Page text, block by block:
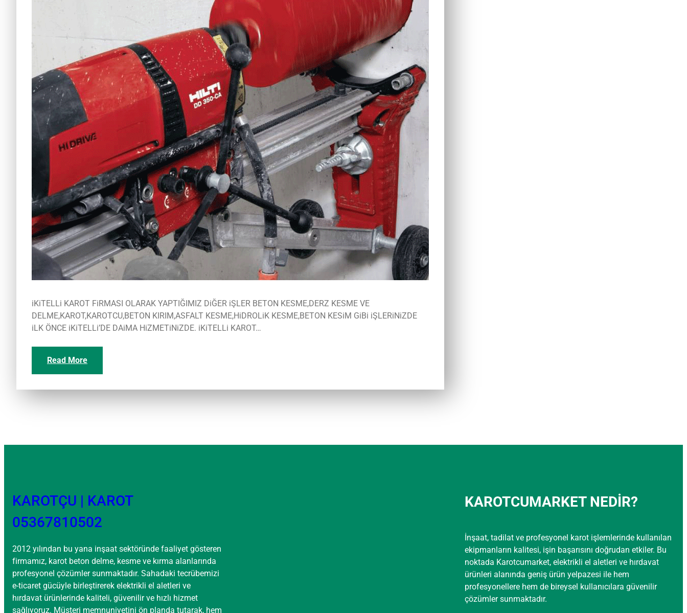
iKiTELLi KAROT FiRMASI OLARAK YAPTIĞIMIZ DiĞER iŞLER BETON KESME,DERZ KESME VE
DELME,KAROT,KAROTCU,BETON KIRIM,ASFALT KESME,HiDROLiK KESME,BETON KESiM GiBi iŞLERiNiZDE
iLK ÖNCE iKiTELLi’DE DAiMA HiZMETiNiZDE. iKiTELLi KAROT…
Read More
KAROTÇU | KAROT
05367810502
2012 yılından bu yana inşaat sektöründe faaliyet gösteren
firmamız, karot beton delme, kesme ve kırma alanlarında
profesyonel çözümler sunmaktadır. Sahadaki tecrübemizi
e-ticaret gücüyle birleştirerek elektrikli el aletleri ve
hırdavat ürünlerinde kaliteli, güvenilir ve hızlı hizmet
sağlıyoruz. Müşteri memnuniyetini ön planda tutarak, hem
KAROTCUMARKET NEDİR?
İnşaat, tadilat ve profesyonel karot işlemlerinde kullanılan
ekipmanların kalitesi, işin başarısını doğrudan etkiler. Bu
noktada Karotcumarket, elektrikli el aletleri ve hırdavat
ürünleri alanında geniş ürün yelpazesi ile hem
profesyonellere hem de bireysel kullanıcılara güvenilir
çözümler sunmaktadır.